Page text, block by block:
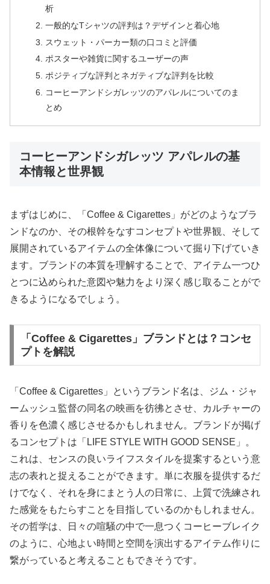
析
一般的なTシャツの評判は？デザインと着心地
スウェット・パーカー類の口コミと評価
ポスターや雑貨に関するユーザーの声
ポジティブな評判とネガティブな評判を比較
コーヒーアンドシガレッツのアパレルについてのま
とめ
コーヒーアンドシガレッツ アパレルの基
本情報と世界観
まずはじめに、「Coffee & Cigarettes」がどのようなブラ
ンドなのか、その根幹をなすコンセプトや世界観、そして
展開されているアイテムの全体像について掘り下げていき
ます。ブランドの本質を理解することで、アイテム一つひ
とつに込められた意図や魅力をより深く感じ取ることがで
きるようになるでしょう。
「Coffee & Cigarettes」ブランドとは？コンセ
プトを解説
「Coffee & Cigarettes」というブランド名は、ジム・ジャ
ームッシュ監督の同名の映画を彷彿とさせ、カルチャーの
香りを色濃く感じさせるかもしれません。ブランドが掲げ
るコンセプトは「LIFE STYLE WITH GOOD SENSE」。
これは、センスの良いライフスタイルを提案するという意
志の表れと捉えることができます。単に衣服を提供するだ
けでなく、それを身にまとう人の日常に、上質で洗練され
た感覚をもたらすことを目指しているのかもしれません。
その哲学は、日々の喧騒の中で一息つくコーヒーブレイク
のように、心地よい時間と空間を演出するアイテム作りに
繋がっていると考えることもできそうです。